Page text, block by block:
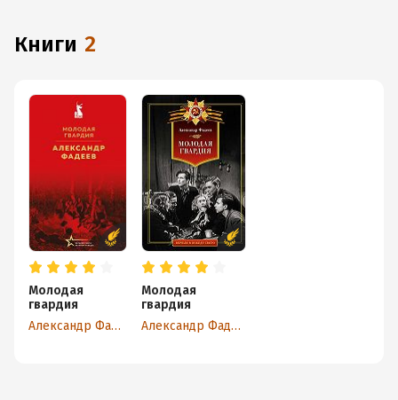
книги 2
Молодая
гвардия
Александр Фадеев
Молодая
гвардия
Александр Фадеев